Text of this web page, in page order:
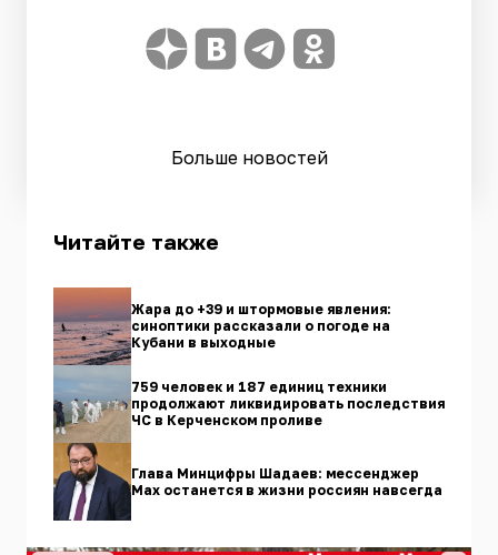
Больше новостей
Читайте также
Жара до +39 и штормовые явления:
синоптики рассказали о погоде на
Кубани в выходные
759 человек и 187 единиц техники
продолжают ликвидировать последствия
ЧС в Керченском проливе
Глава Минцифры Шадаев: мессенджер
Max останется в жизни россиян навсегда